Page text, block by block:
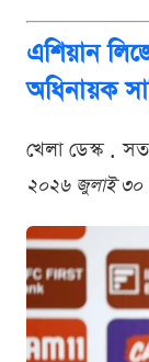
এশিয়ান
অধিনায়ক
খেলা ডেস্ক .
২০২৬ জুলাই